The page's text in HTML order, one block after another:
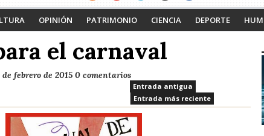
OPINIÓN PATRIMONIO CIENCIA DEPORTE
el carnaval
febrero de 2015 0 comentarios
Entrada antigua
Entrada más reciente